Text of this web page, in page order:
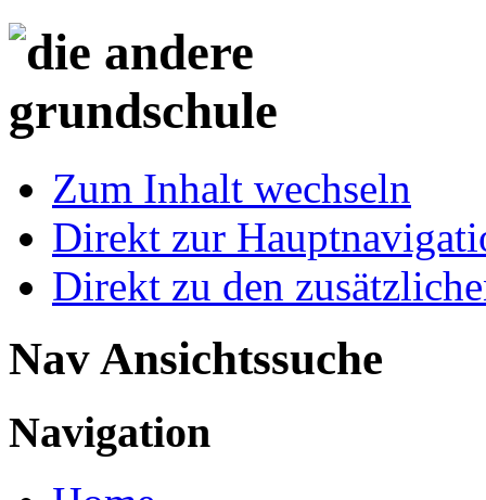
Zum Inhalt wechseln
Direkt zur
Direkt zu den
Nav Ansichtssuche
Navigation